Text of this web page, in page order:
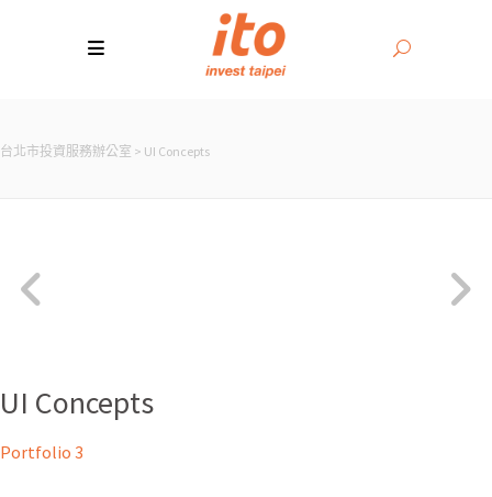
台北市投資服務辦公室 > UI Concepts
UI Concepts
Portfolio 3